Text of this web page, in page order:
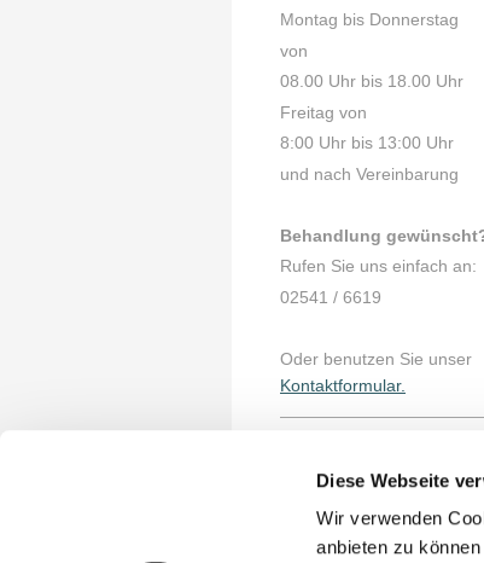
Diese Webseite
Wir verwenden
anbieten zu
Montag bis Donnerstag
von
08.00 Uhr bis 18.00 Uhr
Freitag von
8:00 Uhr bis 13:00 Uhr
und nach Vereinbarung
Behandlung
Rufen Sie uns einfach an:
02541 / 6619
Oder benutzen Sie unser
Kontaktformular.
Hinweise
Sie haben Fragen zu
Termin oder